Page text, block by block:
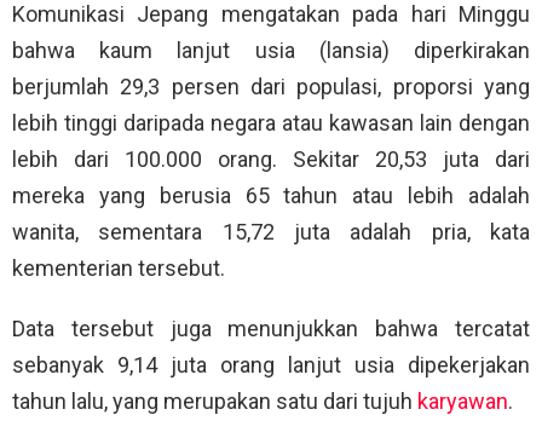
Komunikasi Jepang mengatakan pada hari Minggu
bahwa kaum lanjut usia (lansia) diperkirakan
berjumlah 29,3 persen dari populasi, proporsi yang
lebih tinggi daripada negara atau kawasan lain dengan
lebih dari 100.000 orang. Sekitar 20,53 juta dari
mereka yang berusia 65 tahun atau lebih adalah
wanita, sementara 15,72 juta adalah pria, kata
kementerian tersebut.
Data tersebut juga menunjukkan bahwa tercatat
sebanyak 9,14 juta orang lanjut usia dipekerjakan
tahun lalu, yang merupakan satu dari tujuh karyawan.